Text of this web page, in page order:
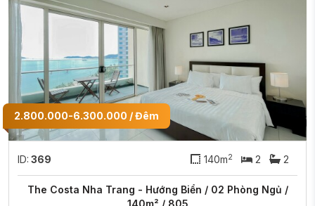
2.800.000-6.300.000 / Đêm
ID: 369 140m2 2 2
The Costa Nha Trang - Hướng Biển / 02 Phòng Ngủ /